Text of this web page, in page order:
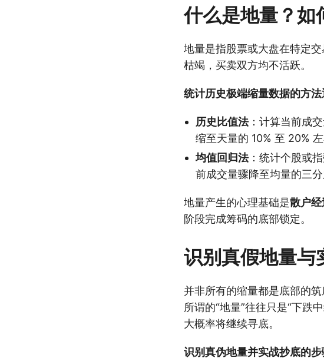
什么是地量？如
地量是指股票或大盘在特定
枯竭，买卖双方均不活跃。
统计历史极端缩量数据的方法
历史比值法：计算当前成
缩至天量的 10% 至 20%
均值回归法：统计个股或
前成交量骤降至均量的三
地量产生的心理基础是散户
阶段完成筹码的底部锁定。
识别真假地量与
并非所有的缩量都是底部的
所谓的“地量”往往只是“下跌
大概率将继续寻底。
识别真伪地量并实战抄底的步